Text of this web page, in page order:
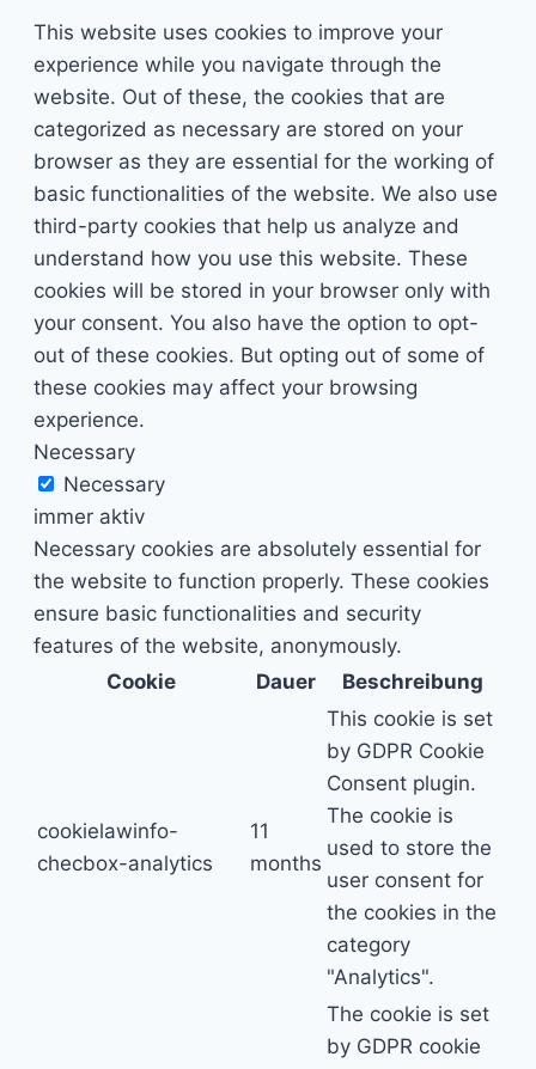
This website uses cookies to improve your
experience while you navigate through the
website. Out of these, the cookies that are
categorized as necessary are stored on your
browser as they are essential for the working of
basic functionalities of the website. We also use
third-party cookies that help us analyze and
understand how you use this website. These
cookies will be stored in your browser only with
your consent. You also have the option to opt-
out of these cookies. But opting out of some of
these cookies may affect your browsing
experience.
Necessary
Necessary
immer aktiv
Necessary cookies are absolutely essential for
the website to function properly. These cookies
ensure basic functionalities and security
features of the website, anonymously.
Cookie
Dauer Beschreibung
cookielawinfo-
checbox-analytics
11
months
This cookie is set
by GDPR Cookie
Consent plugin.
The cookie is
used to store the
user consent for
the cookies in the
category
"Analytics".
The cookie is set
by GDPR cookie